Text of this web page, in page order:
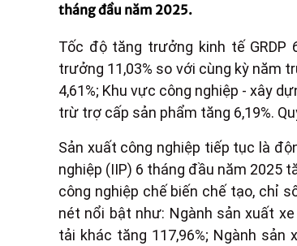
tháng đầu năm 2025.
Tốc độ tăng trưởng kinh tế
trưởng 11,03% so với cùng kỳ năm
4,61%; Khu vực công nghiệp - xây
trừ trợ cấp sản phẩm tăng 6,19%.
Sản xuất công nghiệp tiếp tục là
nghiệp (IIP) 6 tháng đầu năm 2025
công nghiệp chế biến chế tạo, chỉ
nét nổi bật như: Ngành sản xuất
tải khác tăng 117,96%; Ngành